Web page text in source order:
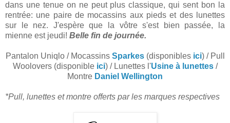
dans une tenue on ne peut plus classique, qui sent bon la
rentrée: une paire de mocassins aux pieds et des lunettes
sur le nez. J'espère que la vôtre s'est bien passée, la
mienne est jeudi! Belle fin de journée.
Pantalon Uniqlo / Mocassins Sparkes(disponibles ici) / Pull
Woolovers (disponible ici) / Lunettes l'Usine à lunettes/
Montre Daniel Wellington
*Pull, lunettes et montre offerts par les marques respectives